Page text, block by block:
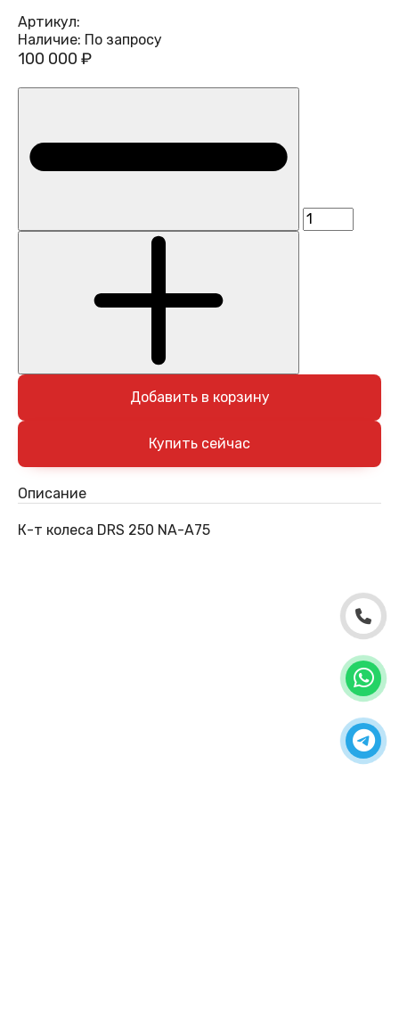
Артикул:
Наличие: По запросу
100 000 ₽
Добавить в корзину
Описание
К-т колеса DRS 250 NA-A75